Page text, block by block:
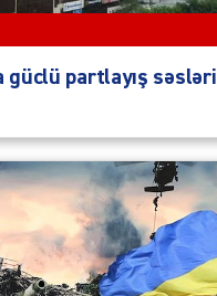
güclü partlayış səsləri